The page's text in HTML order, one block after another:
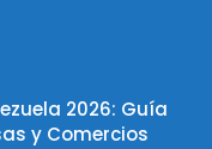
2026: Guía
y Comercios